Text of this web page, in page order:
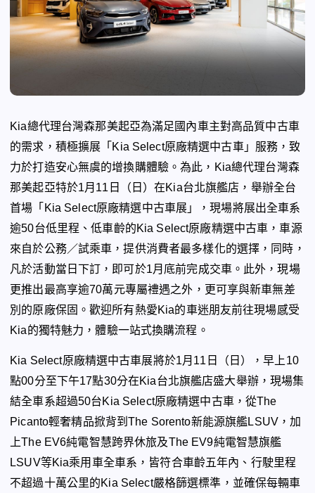
Kia總代理台灣森那美起亞為滿足國內車主對高品質中古車
的需求，積極擴展「 Kia Select原廠精選中古車」服務，致
力於打造安心無虞的增換購體驗。為此， Kia總代理台灣森
那美起亞特於1月 11 日（日）在Kia台北旗艦店，舉辦全台
首場「 Kia Select原廠精選中古車展」，現場將展出全車系
逾50台低里程、低車齡的Kia Select原廠精選中古車，車源
來自於公務／試乘車，提供消費者最多樣化的選擇，同時，
凡於活動當日下訂，即可於1月底前完成交車。此外，現場
更推出最高享逾70萬元專屬禮遇之外，更可享與新車無差
別的原廠保固。歡迎所有熱愛Kia的車迷朋友前往現場感受
Kia的獨特魅力，體驗一站式換購流程。
Kia Select原廠精選中古車展將於1月 11 日（日），早上 10
點00分至下午17點30分在Kia台北旗艦店盛大舉辦，現場集
結全車系超過50台Kia Select原廠精選中古車，從The
Picanto輕奢精品掀背到The Sorento新能源旗艦LSUV，加
上The EV6純電智慧跨界休旅及The EV9純電智慧旗艦
LSUV等Kia乘用車全車系，皆符合車齡五年內、行駛里程
不超過十萬公里的Kia Select嚴格篩選標準，並確保每輛車